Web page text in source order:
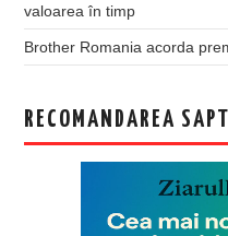
valoarea în timp
Brother Romania acorda
RECOMANDAREA